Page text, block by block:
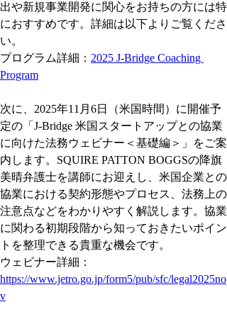
出や新規事業開発に関心をお持ちの方には特
におすすめです。詳細は以下よりご覧くださ
い。
プログラム詳細： 2025 J-Bridge Coaching
Program
次に、2025年11月6日（米国時間）に開催予
定の「J-Bridge 米国スタートアップとの協業
に向けた法務ウェビナー＜基礎編＞」をご案
内します。SQUIRE PATTON BOGGSの降旗
美晴弁護士を講師にお迎えし、米国企業との
協業における契約形態やプロセス、法務上の
注意点などをわかりやすく解説します。協業
に関わる初期段階から知っておきたいポイン
トを整理できる貴重な機会です。
ウェビナー詳細：
https://www.jetro.go.jp/form5/pub/sfc/legal2025no
v